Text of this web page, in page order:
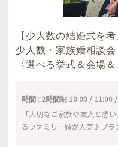
【少人数の結婚式を
少人数・家族婚相談会
〈選べる挙式＆会場＆
時間 : 2時間制 10:00 /
「大切なご家族や友人と想
るファミリー婚が人気♪プラ